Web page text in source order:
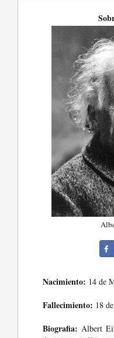
Nacimiento: 14 de
Fallecimiento: 18
Biografia: Albert